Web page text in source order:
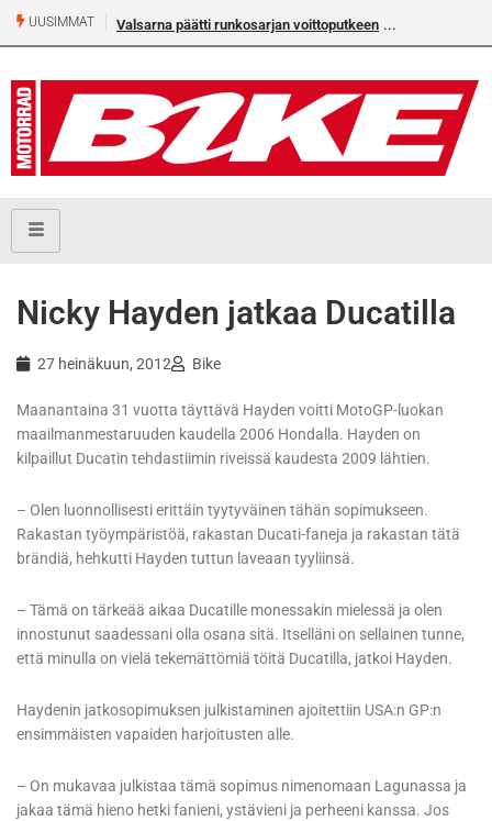
UUSIMMAT Valsarna päätti runkosarjan voittoputkeen
Nicky Hayden jatkaa Ducatilla
27 heinäkuun, 2012 Bike
Maanantaina 31 vuotta täyttävä Hayden voitti MotoGP-luokan
maailmanmestaruuden kaudella 2006 Hondalla. Hayden on
kilpaillut Ducatin tehdastiimin riveissä kaudesta 2009 lähtien.
– Olen luonnollisesti erittäin tyytyväinen tähän sopimukseen.
Rakastan työympäristöä, rakastan Ducati-faneja ja rakastan tätä
brändiä, hehkutti Hayden tuttun laveaan tyyliinsä.
– Tämä on tärkeää aikaa Ducatille monessakin mielessä ja olen
innostunut saadessani olla osana sitä. Itselläni on sellainen tunne,
että minulla on vielä tekemättömiä töitä Ducatilla, jatkoi Hayden.
Haydenin jatkosopimuksen julkistaminen ajoitettiin USA:n GP:n
ensimmäisten vapaiden harjoitusten alle.
– On mukavaa julkistaa tämä sopimus nimenomaan Lagunassa ja
jakaa tämä hieno hetki fanieni, ystävieni ja perheeni kanssa. Jos